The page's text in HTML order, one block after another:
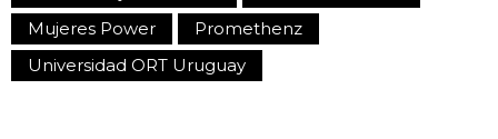
Mujeres Power
Promethenz
Universidad ORT Uruguay